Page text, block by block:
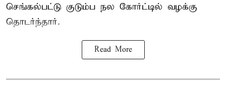
செங்கல்பட்டு குடும்ப நல கோர்ட்டில் வழக்கு
தொடர்ந்தார்.
Read More